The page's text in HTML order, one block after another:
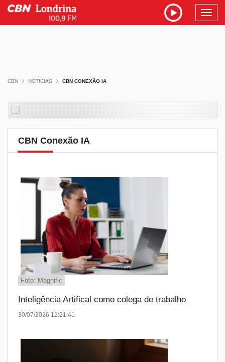
CBN NOTICIAS CBN CONEXÃO IA
CBN Conexão IA
Foto: Magnific
Inteligência Artifical como colega de trabalho
30/07/2026 12:21:41